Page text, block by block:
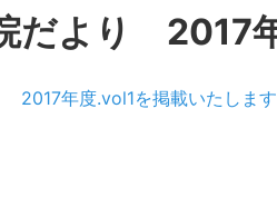
だより 2017
2017年度.vol1を掲載いたします